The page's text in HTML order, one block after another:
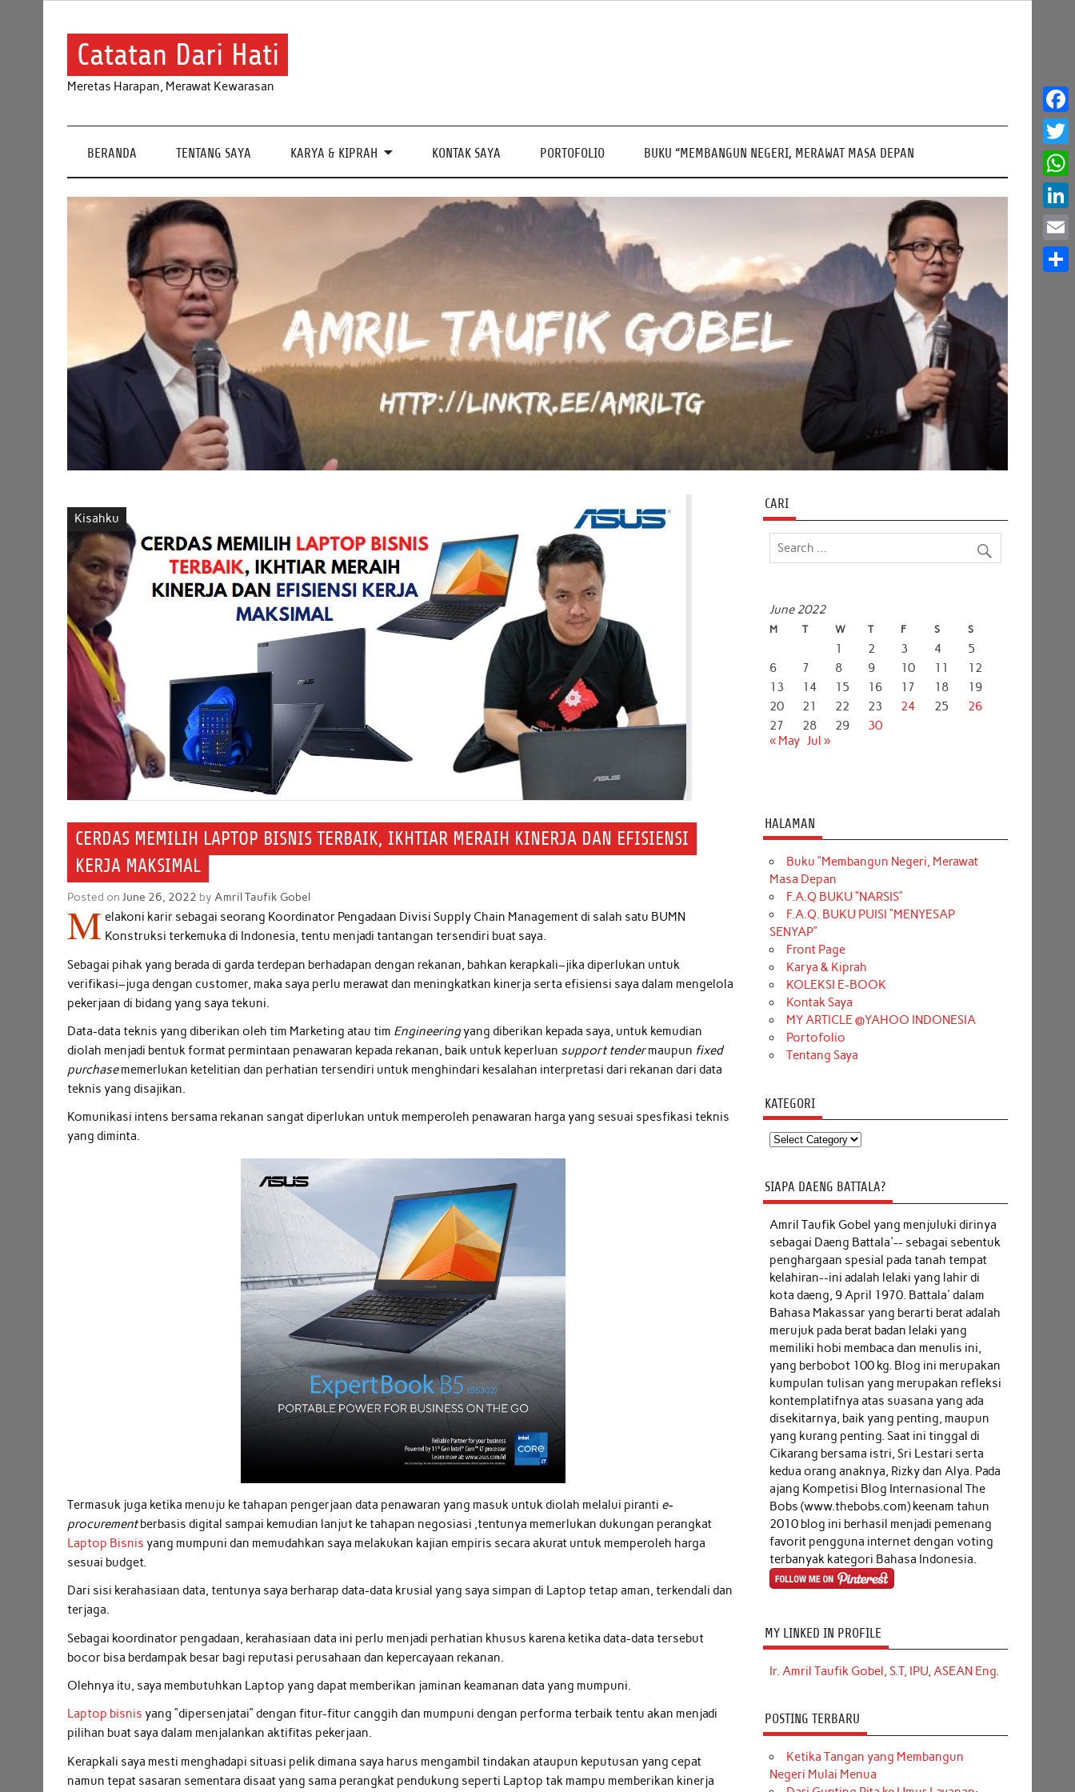
Catatan Dari Hati
Meretas Harapan, Merawat Kewarasan
BERANDA TENTANG SAYA KARYA & KIPRAH KONTAK SAYA PORTOFOLIO BUKU “MEMBANGUN NEGERI, MERAWAT MASA DEPAN
Kisahku
CERDAS MEMILIH LAPTOP BISNIS TERBAIK, IKHTIAR MERAIH KINERJA DAN EFISIENSI
KERJA MAKSIMAL
Posted onJune 26, 2022 byAmril Taufik Gobel
M elakoni karir sebagai seorang Koordinator Pengadaan Divisi Supply Chain Management di salah satu BUMN
Konstruksi terkemuka di Indonesia, tentu menjadi tantangan tersendiri buat saya.
Sebagai pihak yang berada di garda terdepan berhadapan dengan rekanan, bahkan kerapkali–jika diperlukan untuk
verifikasi–juga dengan customer, maka saya perlu merawat dan meningkatkan kinerja serta efisiensi saya dalam mengelola
pekerjaan di bidang yang saya tekuni.
Data-data teknis yang diberikan oleh tim Marketing atau tim Engineeringyang diberikan kepada saya, untuk kemudian
diolah menjadi bentuk format permintaan penawaran kepada rekanan, baik untuk keperluan support tendermaupun fixed
purchasememerlukan ketelitian dan perhatian tersendiri untuk menghindari kesalahan interpretasi dari rekanan dari data
teknis yang disajikan.
Komunikasi intens bersama rekanan sangat diperlukan untuk memperoleh penawaran harga yang sesuai spesfikasi teknis
yang diminta.
Termasuk juga ketika menuju ke tahapan pengerjaan data penawaran yang masuk untuk diolah melalui piranti e-
procurementberbasis digital sampai kemudian lanjut ke tahapan negosiasi ,tentunya memerlukan dukungan perangkat
Laptop Bisnis yang mumpuni dan memudahkan saya melakukan kajian empiris secara akurat untuk memperoleh harga
sesuai budget.
Dari sisi kerahasiaan data, tentunya saya berharap data-data krusial yang saya simpan di Laptop tetap aman, terkendali dan
terjaga.
Sebagai koordinator pengadaan, kerahasiaan data ini perlu menjadi perhatian khusus karena ketika data-data tersebut
bocor bisa berdampak besar bagi reputasi perusahaan dan kepercayaan rekanan.
Olehnya itu, saya membutuhkan Laptop yang dapat memberikan jaminan keamanan data yang mumpuni.
Laptop bisnis yang “dipersenjatai” dengan fitur-fitur canggih dan mumpuni dengan performa terbaik tentu akan menjadi
pilihan buat saya dalam menjalankan aktifitas pekerjaan.
Kerapkali saya mesti menghadapi situasi pelik dimana saya harus mengambil tindakan ataupun keputusan yang cepat
namun tepat sasaran sementara disaat yang sama perangkat pendukung seperti Laptop tak mampu memberikan kinerja
CARI
June 2022
M T W T F S S
1 2 3 4
5
6
7 8 9 10 11
12
13
14 15 16 17 18
19
20
21 22 23 24 25
26
27
28 29
30
« May Jul »
HALAMAN
Buku “Membangun Negeri, Merawat
Masa Depan
F.A.Q BUKU “NARSIS”
F.A.Q. BUKU PUISI “MENYESAP
SENYAP”
Front Page
Karya & Kiprah
KOLEKSI E-BOOK
Kontak Saya
MY ARTICLE @YAHOO INDONESIA
Portofolio
Tentang Saya
KATEGORI
Kategori
SIAPA DAENG BATTALA?
Amril Taufik Gobel yang menjuluki dirinya
sebagai Daeng Battala'-- sebagai sebentuk
penghargaan spesial pada tanah tempat
kelahiran--ini adalah lelaki yang lahir di
kota daeng, 9 April 1970. Battala' dalam
Bahasa Makassar yang berarti berat adalah
merujuk pada berat badan lelaki yang
memiliki hobi membaca dan menulis ini,
yang berbobot 100 kg. Blog ini merupakan
kumpulan tulisan yang merupakan refleksi
kontemplatifnya atas suasana yang ada
disekitarnya, baik yang penting, maupun
yang kurang penting. Saat ini tinggal di
Cikarang bersama istri, Sri Lestari serta
kedua orang anaknya, Rizky dan Alya. Pada
ajang Kompetisi Blog Internasional The
Bobs (www.thebobs.com) keenam tahun
2010 blog ini berhasil menjadi pemenang
favorit pengguna internet dengan voting
terbanyak kategori Bahasa Indonesia.
MY LINKED IN PROFILE
Ir. Amril Taufik Gobel, S.T, IPU, ASEAN Eng.
POSTING TERBARU
Ketika Tangan yang Membangun
Negeri Mulai Menua
Email